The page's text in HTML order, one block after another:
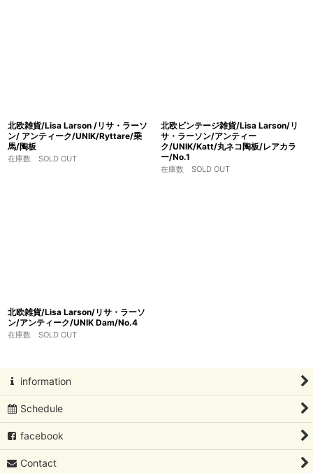
北欧雑貨/Lisa Larson /リサ・ラーソ
ン/ アンティーク/UNIK/Ryttare/乗
馬/陶板
在庫数 SOLD OUT
北欧ビンテージ雑貨/Lisa Larson/リ
サ・ラーソン/アンティー
ク/UNIK/Katt/丸ネコ陶板/レアカラ
ー/No.1
在庫数 SOLD OUT
北欧雑貨/Lisa Larson/リサ・ラーソ
ン/アンティーク/UNIK Dam/No.4
在庫数 SOLD OUT
information
Schedule
facebook
Contact